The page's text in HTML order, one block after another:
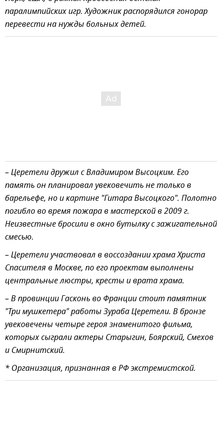
паралимпийских игр. Художник распорядился гонорар
перевести на нужды больных детей.
–Церетели дружил с Владимиром Высоцким. Его
память он планировал увековечить не только в
барельефе, но и картине "Гитара Высоцкого". Полотно
погибло во время пожара в мастерской в 2009 г.
Неизвестные бросили в окно бутылку с зажигательной
смесью.
–Церетели участвовал в воссоздании храма Христа
Спасителя в Москве, по его проектам выполнены
центральные люстры, кресты и врата храма.
–В провинции Гасконь во Франции стоит памятник
"Три мушкетера" работы Зураба Церетели. В бронзе
увековечены четыре героя знаменитого фильма,
которых сыграли актеры Старыгин, Боярский, Смехов
и Смирнитский.
* Организация, признанная в РФ экстремистской.